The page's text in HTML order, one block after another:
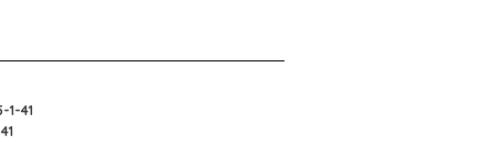
1-41